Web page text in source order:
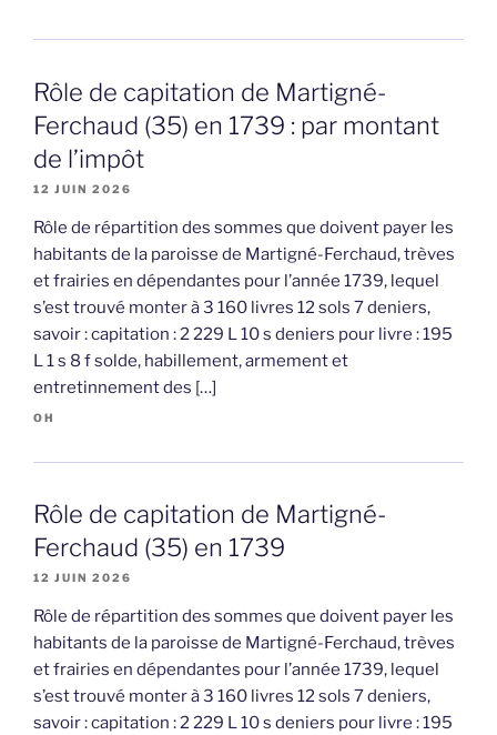
Rôle de capitation de Martigné-
Ferchaud (35) en 1739 : par montant
de l’impôt
12 JUIN 2026
Rôle de répartition des sommes que doivent payer les
habitants de la paroisse de Martigné-Ferchaud, trèves
et frairies en dépendantes pour l’année 1739, lequel
s’est trouvé monter à 3 160 livres 12 sols 7 deniers,
savoir : capitation : 2 229 L 10 s deniers pour livre : 195
L 1 s 8 f solde, habillement, armement et
entretinnement des […]
OH
Rôle de capitation de Martigné-
Ferchaud (35) en 1739
12 JUIN 2026
Rôle de répartition des sommes que doivent payer les
habitants de la paroisse de Martigné-Ferchaud, trèves
et frairies en dépendantes pour l’année 1739, lequel
s’est trouvé monter à 3 160 livres 12 sols 7 deniers,
savoir : capitation : 2 229 L 10 s deniers pour livre : 195